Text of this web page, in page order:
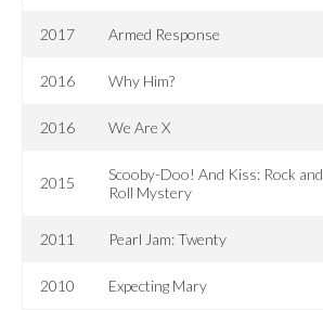
2017 Armed Response
2016 Why Him?
2016 We Are X
2015
Scooby-Doo! And Kiss: Rock and
Roll Mystery
2011 Pearl Jam: Twenty
2010 Expecting Mary